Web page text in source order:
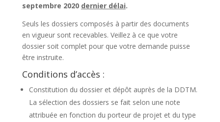
septembre 2020 dernier délai.
Seuls les dossiers composés à partir des documents
en vigueur sont recevables. Veillez à ce que votre
dossier soit complet pour que votre demande puisse
être instruite.
Conditions d’accès :
Constitution du dossier et dépôt auprès de la DDTM.
La sélection des dossiers se fait selon une note
attribuée en fonction du porteur de projet et du type